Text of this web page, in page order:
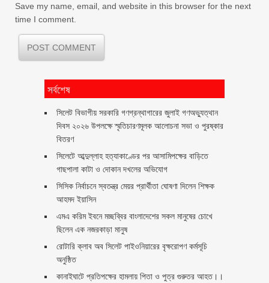
Save my name, email, and website in this browser for the next
time I comment.
সর্বশেষ
সিলেট বিভাগীয় সরকারি গণগ্রন্থাগারের জুলাই গণঅভ্যুত্থান
দিবস ২০২৬ উপলক্ষে স্মৃতিচারণমূলক আলোচনা সভা ও পুরষ্কার
বিতরণ ‎ ‎
সিলেটে আব্দুল্লাহ হত্যাকাণ্ডের পর আসামিপক্ষের বাড়িতে
গাছপালা কাটা ও দোকান দখলের অভিযোগ
সিসিক নির্বাচনে স্বতন্ত্র মেয়র প্রার্থীতা ঘোষণা দিলেন শিক্ষক
আহমদ ইয়াসিন
এমএ করিম ইবনে মচ্ছব্বির বাংলাদেশের সকল মানুষের চোখে
ছিলেন এক নজরকাড়া মানুষ ‎
রোটারি ক্লাব অব সিলেট পাইওনিয়ারের বৃক্ষরোপণ কর্মসূচি
অনুষ্ঠিত
কানাইঘাটে প্রতিপক্ষের হামলায় পিতা ও পুত্র গুরুতর আহত।।